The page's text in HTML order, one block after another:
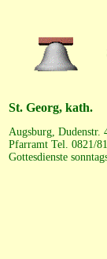
St. Georg, kath.
Augsburg, Dudenstr.
Pfarramt Tel. 0821/
Gottesdienste